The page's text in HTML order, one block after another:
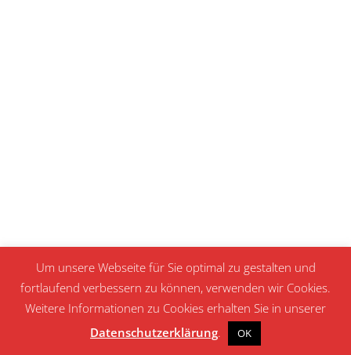
Um unsere Webseite für Sie optimal zu gestalten und
fortlaufend verbessern zu können, verwenden wir Cookies.
Weitere Informationen zu Cookies erhalten Sie in unserer
Datenschutzerklärung. OK